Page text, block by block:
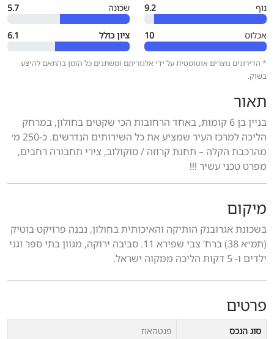
נוף 9.2 שכונה 5.7
אכלוס 10 ציון כולל 6.1
* הדירוגים נוצרים אוטומטית על ידי אלגוריתם ומשתנים כל הזמן בהתאם להיצע
בשוק.
תאור
בניין בן 6 קומות, באחד הרחובות הכי שקטים בחולון, במרחק
הליכה למרכז העיר שמציע את כל השירותים הנדרשים. כ-250 מ׳
מהרכבת הקלה – תחנת קרוזה / סוקולוב, צירי תחבורה רחבים,
מפרט טכני עשיר !!!
מיקום
בשכונת אגרובנק הותיקה והאיכותית בחולון, נבנה פרויקט בוטיק
(תמ״א 38) ברח’ צבי שפירא 11. סביבה ירוקה, מגוון בתי ספר וגני
ילדים ו- 5 דקות הליכה ממקוה ישראל.
פרטים
סוג הנכס פנטהאוז